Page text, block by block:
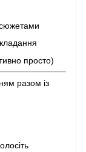
сюжетами
просто)
разом із